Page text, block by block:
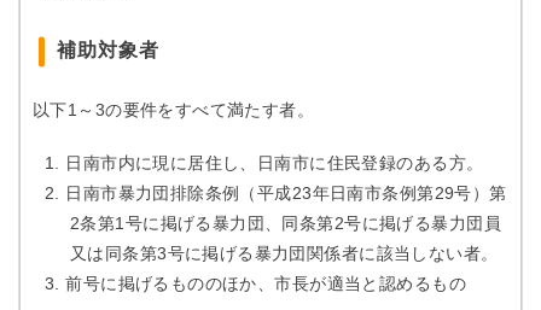
補助対象者
以下1～3の要件をすべて満たす者。
日南市内に現に居住し、日南市に住民登録のある方。
日南市暴力団排除条例（平成23年日南市条例第29号）第
2条第1号に掲げる暴力団、同条第2号に掲げる暴力団員
又は同条第3号に掲げる暴力団関係者に該当しない者。
前号に掲げるもののほか、市長が適当と認めるもの